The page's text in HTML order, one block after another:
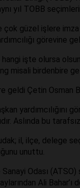
yıl TOBB
çok güzel işlere
görevine
işte olursa olsun
misali birdenbire
geldi Çetin Osman
yardımcılığını
Aslında bu
il, ilçe, delege
unuttu.
Odası
Ali